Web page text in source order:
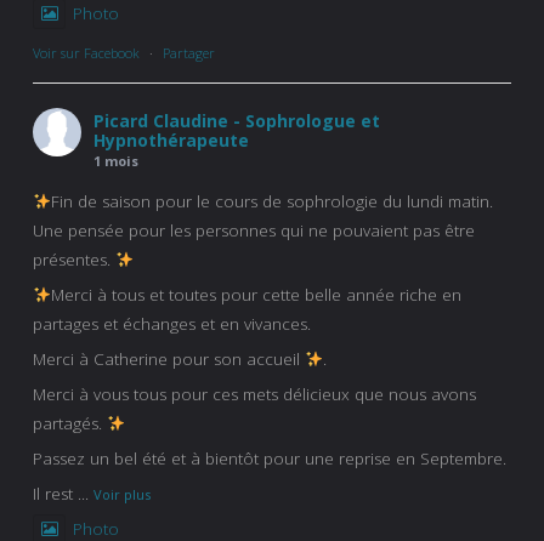
Photo
Voir sur Facebook · Partager
Picard Claudine - Sophrologue et
Hypnothérapeute
1 mois
Fin de saison pour le cours de sophrologie du lundi matin.
Une pensée pour les personnes qui ne pouvaient pas être
présentes.
Merci à tous et toutes pour cette belle année riche en
partages et échanges et en vivances.
Merci à Catherine pour son accueil
.
Merci à vous tous pour ces mets délicieux que nous avons
partagés.
Passez un bel été et à bientôt pour une reprise en Septembre.
Il rest ... Voir plus
Photo